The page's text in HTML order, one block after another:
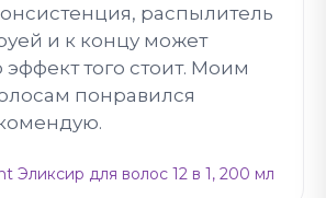
распылитель
и к концу может
эффект того стоит. Моим
понравился
Эликсир для волос 12 в 1, 200 мл